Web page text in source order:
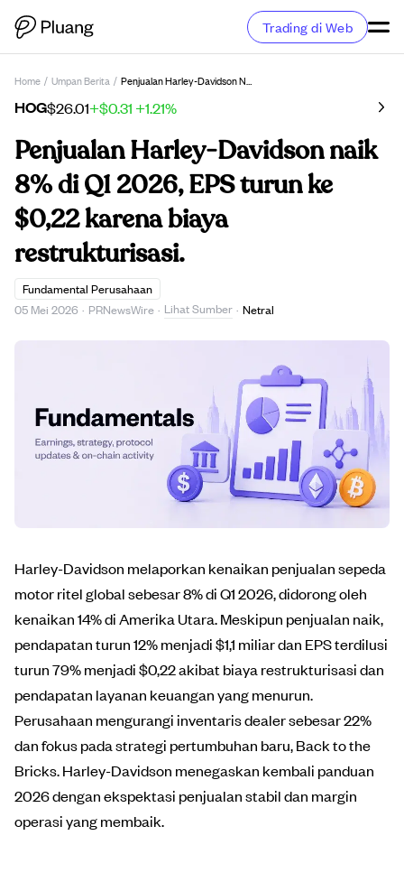
Trading di Web
Home / Umpan Berita / Penjualan Harley-Davidson Naik 8% Di Q1 2026, EPS Turun Ke $0,22 Karena Biaya Restrukturisasi.
HOG$26.01+$0.31 +1.21%
Penjualan Harley-Davidson naik
8% di Q1 2026, EPS turun ke
$0,22 karena biaya
restrukturisasi.
Fundamental Perusahaan
05 Mei 2026 · PRNewsWire · Lihat Sumber · Netral
Harley-Davidson melaporkan kenaikan penjualan sepeda
motor ritel global sebesar 8% di Q1 2026, didorong oleh
kenaikan 14% di Amerika Utara. Meskipun penjualan naik,
pendapatan turun 12% menjadi $1,1 miliar dan EPS terdilusi
turun 79% menjadi $0,22 akibat biaya restrukturisasi dan
pendapatan layanan keuangan yang menurun.
Perusahaan mengurangi inventaris dealer sebesar 22%
dan fokus pada strategi pertumbuhan baru, Back to the
Bricks. Harley-Davidson menegaskan kembali panduan
2026 dengan ekspektasi penjualan stabil dan margin
operasi yang membaik.